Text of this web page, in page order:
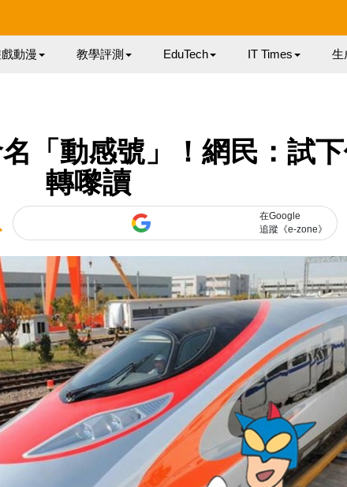
動漫 教學評測 EduTech IT Times 生
「動感號」！網民：試下
轉嚟讀
在Google
追蹤《e-zone》